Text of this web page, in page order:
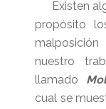
Existen
propósito
nuestro
llamado
cual se